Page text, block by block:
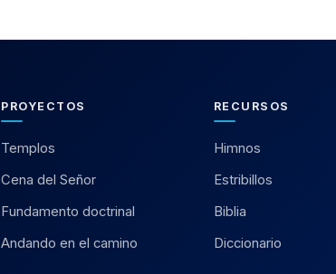
PROYECTOS
Templos
Cena del Señor
Fundamento doctrinal
Andando en el camino
RECURSOS
Himnos
Estribillos
Biblia
Diccionario